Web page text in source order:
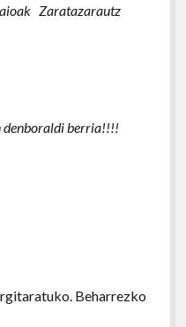
Zaratazarautz
denboraldi berria!!!!
Beharrezko